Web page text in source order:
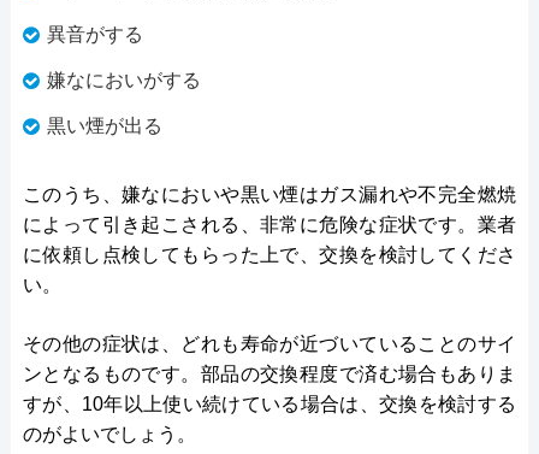
異音がする
嫌なにおいがする
黒い煙が出る
このうち、嫌なにおいや黒い煙はガス漏れや不完全燃焼
によって引き起こされる、非常に危険な症状です。業者
に依頼し点検してもらった上で、交換を検討してくださ
い。
その他の症状は、どれも寿命が近づいていることのサイ
ンとなるものです。部品の交換程度で済む場合もありま
すが、10年以上使い続けている場合は、交換を検討する
のがよいでしょう。